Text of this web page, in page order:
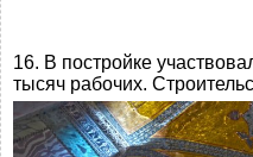
16. В постройке
тысяч рабочих.